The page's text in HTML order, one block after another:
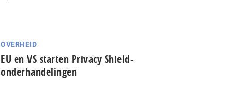
OVERHEID
EU en VS starten Privacy Shield-
onderhandelingen